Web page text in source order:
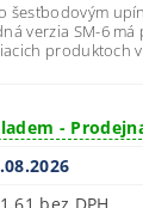
šesťbodovým
verzia SM-6
produktoch
-